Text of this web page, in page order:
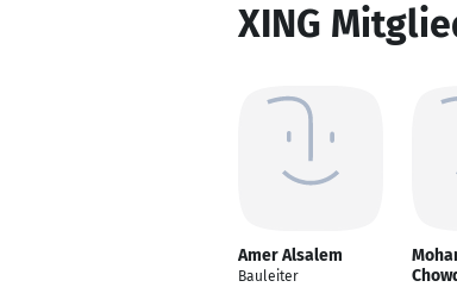
XING
Amer Alsalem
Bauleiter